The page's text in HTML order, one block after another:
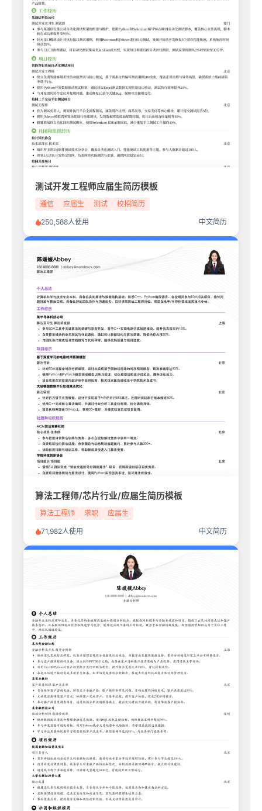
测试开发工程师应届生简历模板
通信 应届生 测试 校招简历
250,588人使用 中文简历
算法工程师/芯片行业/应届生简历模板
算法工程师 求职 应届生
71,982人使用 中文简历